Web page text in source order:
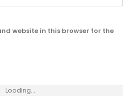
website in this browser for the
Loading...